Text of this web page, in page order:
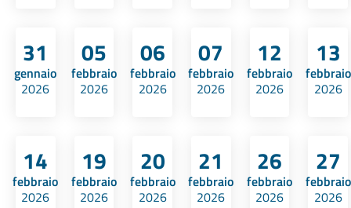
31
gennaio
2026
05
febbraio
2026
06
febbraio
2026
07
febbraio
2026
12
febbraio
2026
13
febbraio
2026
14
febbraio
2026
19
febbraio
2026
20
febbraio
2026
21
febbraio
2026
26
febbraio
2026
27
febbraio
2026